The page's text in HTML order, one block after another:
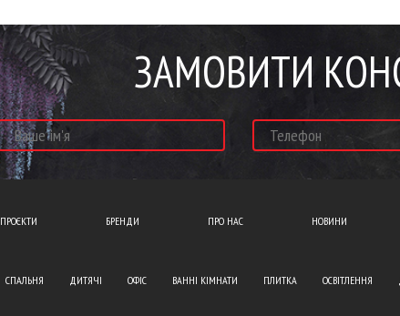
ЗАМОВИТИ
ПРОЄКТИ БРЕНДИ ПРО НАС НОВИНИ
СПАЛЬНЯ ДИТЯЧІ ОФІС ВАННІ КІМНАТИ ПЛИТКА ОСВІТЛЕННЯ